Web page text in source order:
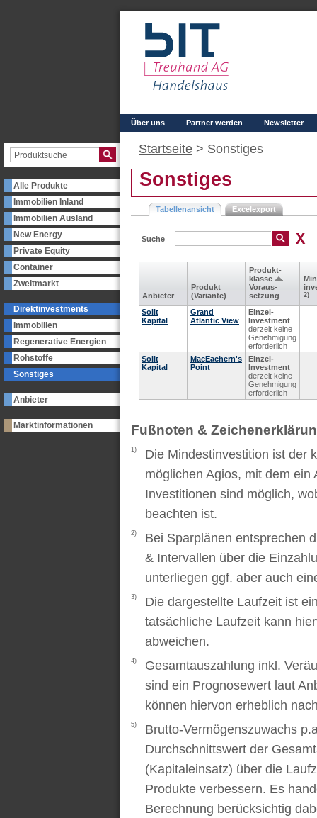
Alle Produkte
Immobilien Inland
Immobilien Ausland
New Energy
Private Equity
Container
Zweitmarkt
Direktinvestments
Immobilien
Regenerative Energien
Rohstoffe
Sonstiges
Anbieter
Marktinformationen
Über uns Partner werden Newsletter
Startseite > Sonstiges
Sonstiges
Tabellenansicht Excelexport
Suche
Anbieter
Produkt
(Variante)
Produkt­
klasse
Voraus­
setzung
2)
Solit
Kapital
Grand
Atlantic View
Einzel-
Investment
derzeit keine
Genehmigung
erforderlich
Solit
Kapital
MacEachern's
Point
Einzel-
Investment
derzeit keine
Genehmigung
erforderlich
Fußnoten &
1)
Die Mindestinvestition ist der
möglichen Agios, mit dem
Investitionen sind möglich,
beachten ist.
2)
Bei Sparplänen entsprechen
& Intervallen über die
unterliegen ggf. aber auch
3)
Die dargestellte Laufzeit ist
tatsächliche Laufzeit kann
abweichen.
4)
Gesamtauszahlung inkl.
sind ein Prognosewert laut
können hiervon erheblich
5)
Brutto-Vermögenszuwachs
Durchschnittswert der
(Kapitaleinsatz) über die
Produkte verbessern. Es
Berechnung berücksichtig